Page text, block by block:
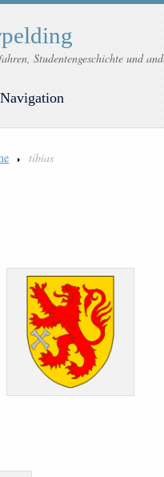
Studentengeschichte und
tibias